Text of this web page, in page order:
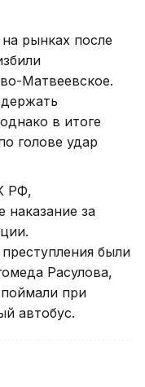
рынках после
Матвеевское.
в итоге
голове удар
РФ,
наказание за
были
Расулова,
при
автобус.